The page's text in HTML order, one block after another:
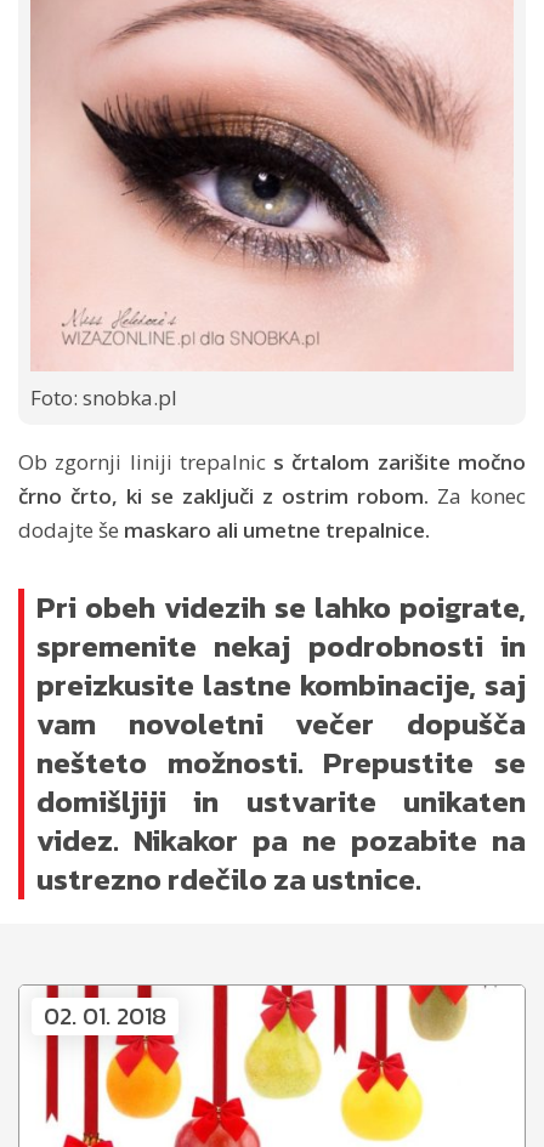
Foto: snobka.pl
Ob zgornji liniji trepalnic s črtalom zarišite močno
črno črto, ki se zaključi z ostrim robom. Za konec
dodajte še maskaro ali umetne trepalnice.
Pri obeh videzih se lahko poigrate,
spremenite nekaj podrobnosti in
preizkusite lastne kombinacije, saj
vam novoletni večer dopušča
nešteto možnosti. Prepustite se
domišljiji in ustvarite unikaten
videz. Nikakor pa ne pozabite na
ustrezno rdečilo za ustnice.
02. 01. 2018